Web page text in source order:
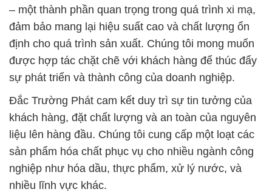
– một thành phần quan trọng trong quá trình xi mạ,
đảm bảo mang lại hiệu suất cao và chất lượng ổn
định cho quá trình sản xuất. Chúng tôi mong muốn
được hợp tác chặt chẽ với khách hàng để thúc đẩy
sự phát triển và thành công của doanh nghiệp.
Đắc Trường Phát cam kết duy trì sự tin tưởng của
khách hàng, đặt chất lượng và an toàn của nguyên
liệu lên hàng đầu. Chúng tôi cung cấp một loạt các
sản phẩm hóa chất phục vụ cho nhiều ngành công
nghiệp như hóa dầu, thực phẩm, xử lý nước, và
nhiều lĩnh vực khác.